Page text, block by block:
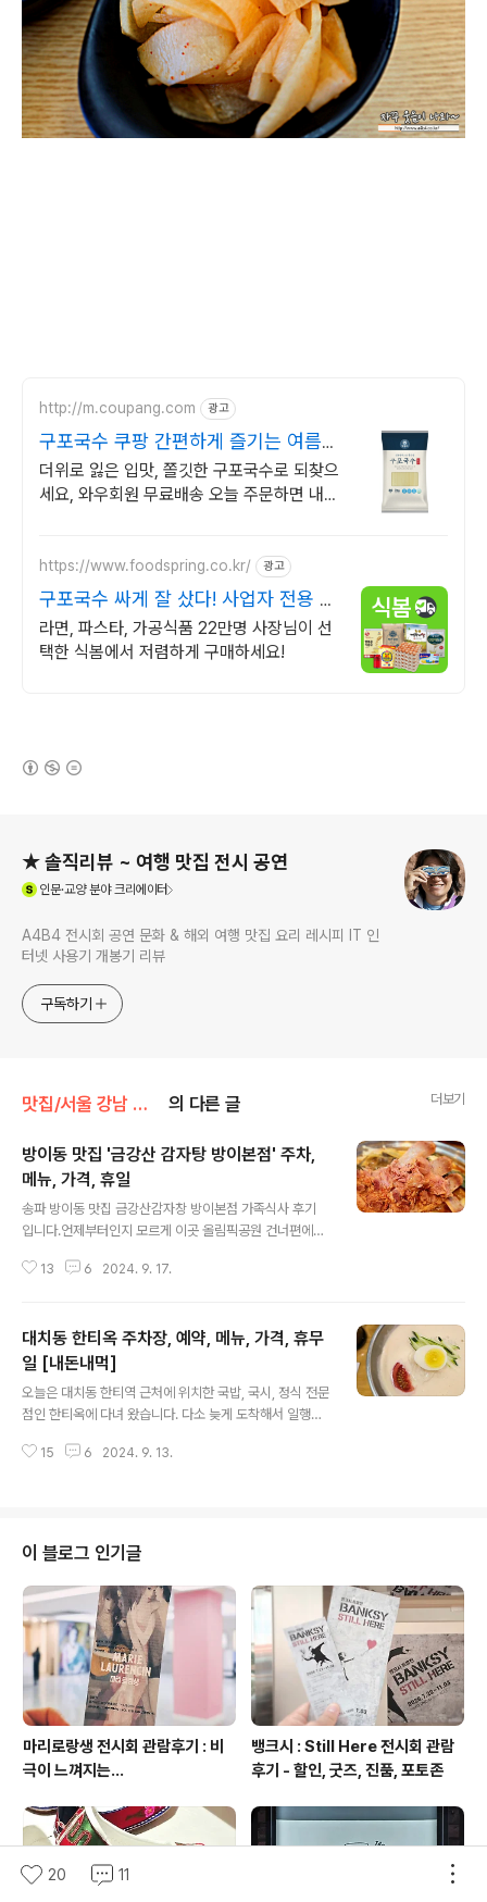
http://m.coupang.com 광고
구포국수 쿠팡 간편하게 즐기는 여름
국수
더위로 잃은 입맛, 쫄깃한 구포국수로 되찾으
세요, 와우회원 무료배송 오늘 주문하면 내일
https://www.foodspring.co.kr/ 광고
구포국수 싸게 잘 샀다! 사업자 전용 특
가
라면, 파스타, 가공식품 22만명 사장님이 선
택한 식봄에서 저렴하게 구매하세요!
★ 솔직리뷰 ~ 여행 맛집 전시 공연
인문·교양분야 크리에이터
A4B4 전시회 공연 문화 & 해외 여행 맛집 요리 레시피 IT 인
터넷 사용기 개봉기 리뷰
구독하기
맛집/서울 강남 맛집 의 다른 글 더보기
방이동 맛집 '금강산 감자탕 방이본점' 주차,
메뉴, 가격, 휴일
송파 방이동 맛집 금강산감자창 방이본점 가족식사 후기
입니다.언제부터인지 모르게 이곳 올림픽공원 건너편에서
오랜만에 가족들과 함께 방문했습니다. 오늘은 금강산 감
한성백제역 3번 출구 바로 앞에 위치해 있습니다.참고로
잠실 임마누엘교회나 올림픽공원 소마미술관 건너편 건물
을 바라보고 오시면 됩니다. | 금강산 감자탕 주차 및 주차
할인금강산 감자탕은 건물 뒷 편에 대형 주차장을 운영하
어 잘 못 진입하면 빙빙 돌게 됩니다. 처음 방문하시는 분들
13 6 2024. 9. 17.
대치동 한티옥 주차장, 예약, 메뉴, 가격, 휴무
일 [내돈내먹]
오늘은 대치동 한티역 근처에 위치한 국밥, 국시, 정식 전문
점인 한티옥에 다녀 왔습니다. 다소 늦게 도착해서 일행이
다. 물론 내돈내먹/내돈내산 | 대치동 한티옥 위치 한티옥
향으로 두 번째 골목에서 우회전 하시면 됩니다. | 대치동
한티옥 영업시간 및 휴무일한티옥 영업시간은 브레이크타
임 없이 09:30 ~ 21:30분까지 영업합니다. 휴일없이 연
중무휴로 운영되고요 한티옥 휴일은 설과 추석 당일만 영
업하지 않는다고 하네요. | 주차장, 발렛, 주차요금대치동
한티옥 주차장은 건물 앞에 ..
15 6 2024. 9. 13.
이 블로그 인기글
마리로랑생 전시회 관람후기 : 비
극이 느껴지는...
뱅크시 : Still Here 전시회 관람
후기 - 할인, 굿즈, 진품, 포토존
20 11